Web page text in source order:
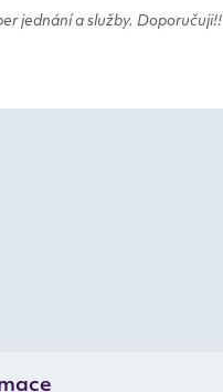
jednání a služby. Doporučuji!!